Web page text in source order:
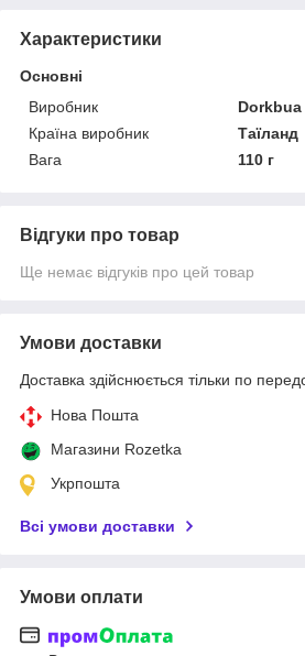
Характеристики
Основні
Виробник
Dorkbua
Країна виробник
Таїланд
Вага
110 г
Відгуки про товар
Ще немає відгуків про цей товар
Умови доставки
Доставка здійснюється тільки по
Нова Пошта
Магазини Rozetka
Укрпошта
Всі умови доставки
Умови оплати